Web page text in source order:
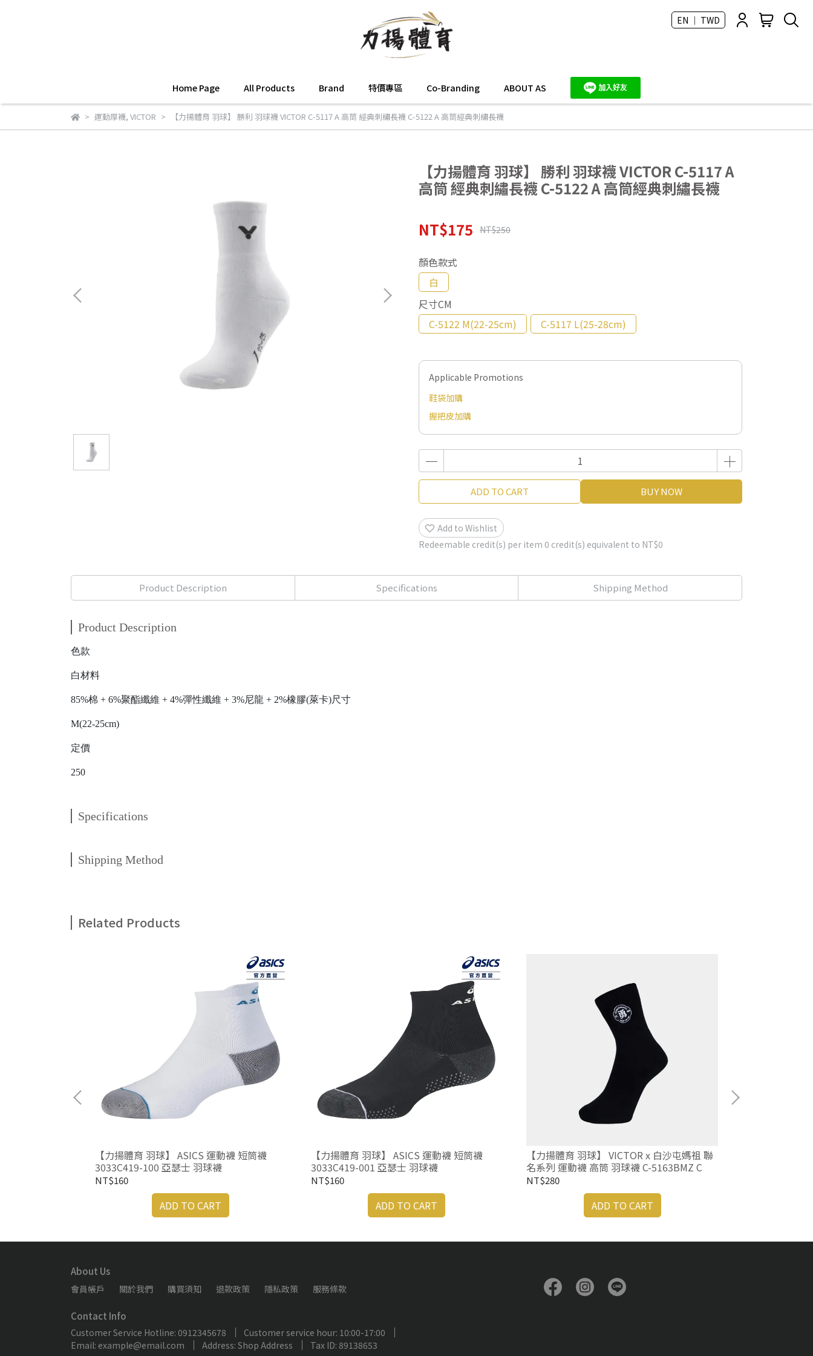
EN ｜ TWD
Home Page All Products Brand 特價專區 Co-Branding ABOUT AS
運動厚襪, VICTOR 【力揚體育 羽球】 勝利 羽球襪 VICTOR C-5117 A 高筒 經典刺繡長襪 C-5122 A 高筒經典刺繡長襪
【力揚體育 羽球】 勝利 羽球襪 VICTOR C-5117 A
高筒 經典刺繡長襪 C-5122 A 高筒經典刺繡長襪
NT$175 NT$250
顏色款式
白
尺寸CM
C-5122 M(22-25cm)
C-5117 L(25-28cm)
Applicable Promotions
鞋袋加購
握把皮加購
ADD TO CART BUY NOW
Add to Wishlist
Redeemable credit(s) per item 0 credit(s) equivalent to NT$0
Product Description Specifications Shipping Method
Product Description
色款
白材料
85%棉 + 6%聚酯纖維 + 4%彈性纖維 + 3%尼龍 + 2%橡膠(萊卡)尺寸
M(22-25cm)
定價
250
Specifications
Shipping Method
Related Products
【力揚體育 羽球】 ASICS 運動襪 短筒襪
3033C419-100 亞瑟士 羽球襪
NT$160
ADD TO CART
【力揚體育 羽球】 ASICS 運動襪 短筒襪
3033C419-001 亞瑟士 羽球襪
NT$160
ADD TO CART
【力揚體育 羽球】 VICTOR x 白沙屯媽祖 聯
名系列 運動襪 高筒 羽球襪 C-5163BMZ C
NT$280
ADD TO CART
About Us
會員帳戶 關於我們 購買須知 退款政策 隱私政策 服務條款
Contact Info
Customer Service Hotline: 0912345678
Customer service hour: 10:00-17:00
Email: example@email.com
Address: Shop Address Tax ID: 89138653